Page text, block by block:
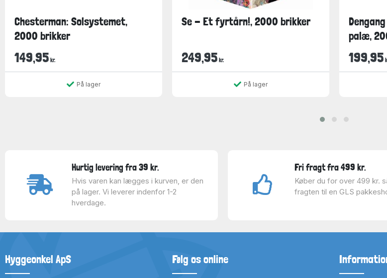
Chesterman: Solsystemet,
2000 brikker
149,95 kr.
På lager
Se - Et fyrtårn!, 2000 brikker
249,95 kr.
På lager
palæ,
199,95
Hurtig levering fra 39 kr.
Hvis varen kan lægges i kurven, er den
på lager. Vi leverer indenfor 1-2
hverdage.
Fri fragt fra 499 kr.
Køber du for over 499 kr.
fragten til en GLS
Hyggeonkel ApS Følg os online